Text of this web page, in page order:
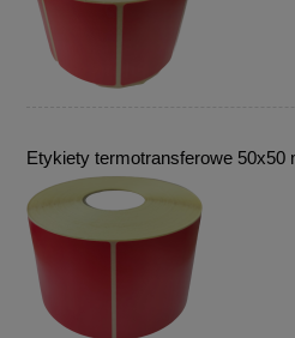
Etykiety termotransferowe 50x50